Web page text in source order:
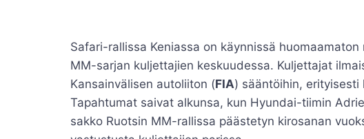
Safari-rallissa Keniassa on käynnissä
MM-sarjan kuljettajien keskuudessa. Kuljettajat
Kansainvälisen autoliiton (FIA) sääntöihin,
Tapahtumat saivat alkunsa, kun Hyundai-tiimin
sakko Ruotsin MM-rallissa päästetyn kirosanan